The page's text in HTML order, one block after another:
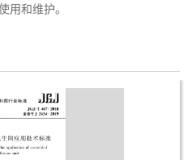
用和维护。